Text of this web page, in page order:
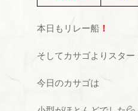
本日もリレー船 ！
そしてカサゴよりスター
今日のカサゴは